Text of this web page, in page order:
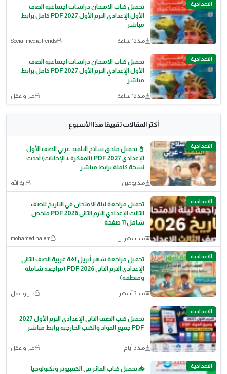
الاعدادية
تحميل كتاب الامتحان دراسات اجتماعية الصف
الأول الإعدادي الترم الأول 2027 PDF كامل برابط
مباشر
منذ 12 ساعة Social media trends
الاعدادية
تحميل كتاب الامتحان دراسات اجتماعية الصف
الأول الإعدادي الترم الأول 2027 PDF كامل برابط
مباشر
منذ 12 ساعة حبر و عقل
أكثر المقالات تقييمًا هذا الأسبوع
الاعدادية
📓 تحميل ملحق سلاح التلميذ عربي الصف الأول
الإعدادي 2027 PDF (المفكرة + الإجابات) أحدث
نسخة كاملة برابط مباشر
منذ يومين آية الله
الاعدادية
تحميل مراجعة ليلة الامتحان في التاريخ للصف
الثالث الإعدادي الترم الثاني 2026 PDF ملخص
شامل 11 صفحة
منذ شهرين mohamed halem
الاعدادية
تحميل مراجعة شهر أبريل لغة عربية الصف الثاني
الإعدادي الترم الثاني PDF 2026 (مراجعة شاملة
ومنظمة)
منذ 3 أشهر حبر و عقل
الاعدادية
تحميل كتب الصف الثاني الإعدادي الترم الأول 2027
PDF جميع المواد والكتب الخارجية برابط مباشر
منذ 3 أيام حبر و عقل
الاعدادية
📥 تحميل كتاب الفائز في الكمبيوتر وتكنولوجيا